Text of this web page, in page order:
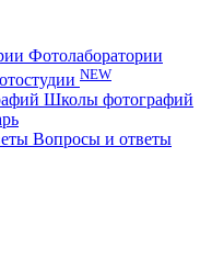
Фотолаборатории
NEW
Школы фотографий
Вопросы и ответы